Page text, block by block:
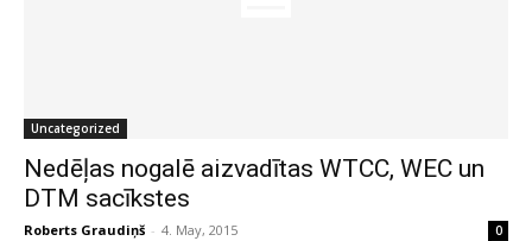
Uncategorized
Nedēļas nogalē aizvadītas WTCC, WEC un
DTM sacīkstes
Roberts Graudiņš - 4. May, 2015 0